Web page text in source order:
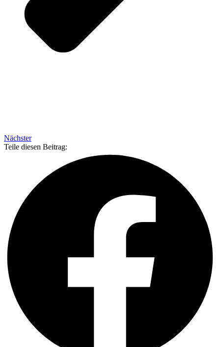
Nächster
Teile diesen Beitrag: